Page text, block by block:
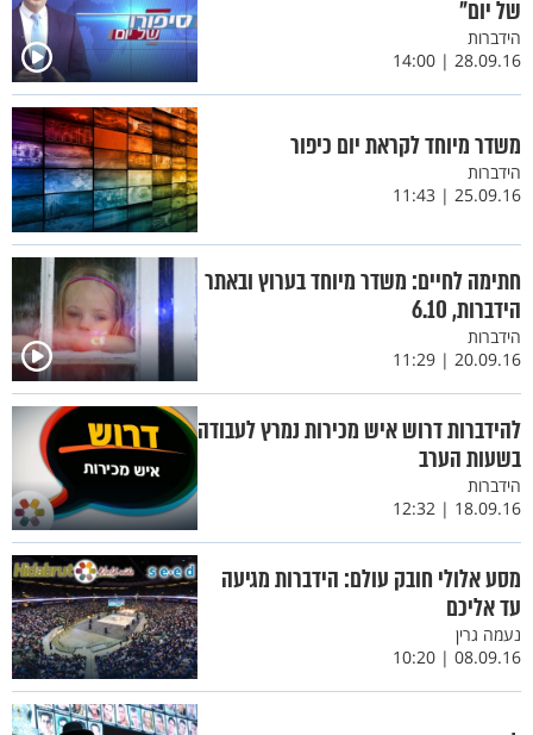
של יום"
הידברות
28.09.16 | 14:00
משדר מיוחד לקראת יום כיפור
הידברות
25.09.16 | 11:43
חתימה לחיים: משדר מיוחד בערוץ ובאתר
הידברות, 6.10
הידברות
20.09.16 | 11:29
להידברות דרוש איש מכירות נמרץ לעבודה
בשעות הערב
הידברות
18.09.16 | 12:32
מסע אלולי חובק עולם: הידברות מגיעה
עד אליכם
נעמה גרין
08.09.16 | 10:20